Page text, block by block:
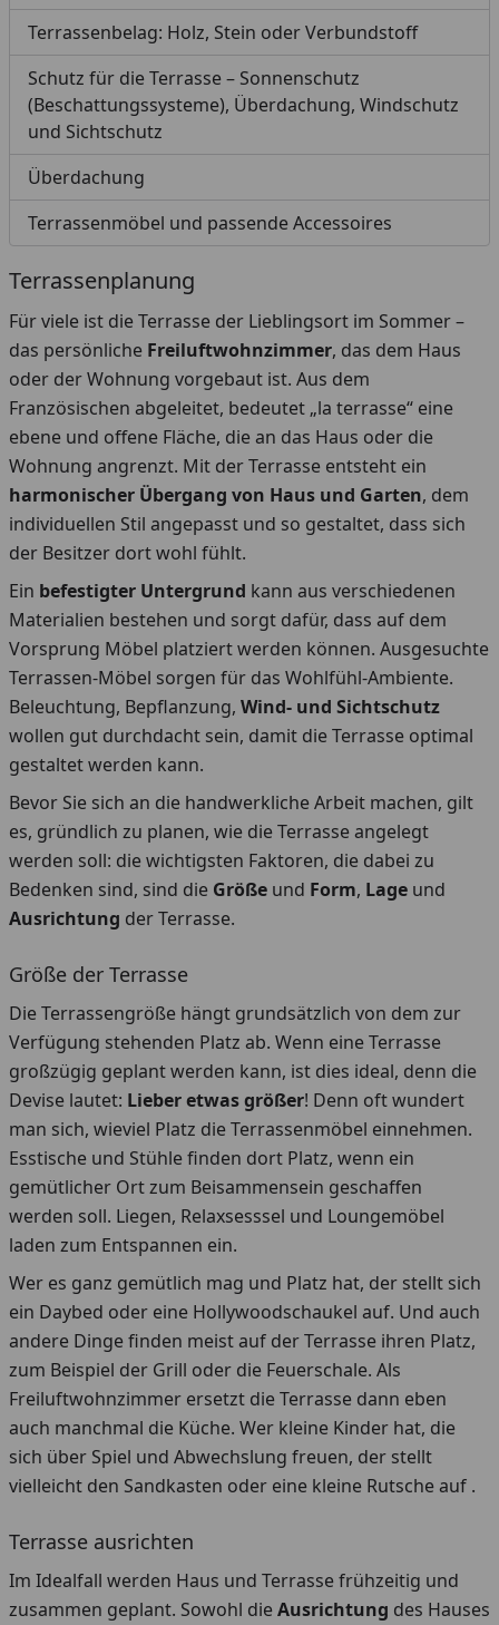
Terrassenbelag: Holz, Stein oder Verbundstoff
Schutz für die Terrasse – Sonnenschutz
(Beschattungssysteme), Überdachung, Windschutz
und Sichtschutz
Überdachung
Terrassenmöbel und passende Accessoires
Terrassenplanung
Für viele ist die Terrasse der Lieblingsort im Sommer –
das persönliche Freiluftwohnzimmer, das dem Haus
oder der Wohnung vorgebaut ist. Aus dem
Französischen abgeleitet, bedeutet „la terrasse“ eine
ebene und offene Fläche, die an das Haus oder die
Wohnung angrenzt. Mit der Terrasse entsteht ein
harmonischer Übergang von Haus und Garten, dem
individuellen Stil angepasst und so gestaltet, dass sich
der Besitzer dort wohl fühlt.
Ein befestigter Untergrund kann aus verschiedenen
Materialien bestehen und sorgt dafür, dass auf dem
Vorsprung Möbel platziert werden können. Ausgesuchte
Terrassen-Möbel sorgen für das Wohlfühl-Ambiente.
Beleuchtung, Bepflanzung, Wind- und Sichtschutz
wollen gut durchdacht sein, damit die Terrasse optimal
gestaltet werden kann.
Bevor Sie sich an die handwerkliche Arbeit machen, gilt
es, gründlich zu planen, wie die Terrasse angelegt
werden soll: die wichtigsten Faktoren, die dabei zu
Bedenken sind, sind die Größe und Form, Lage und
Ausrichtung der Terrasse.
Größe der Terrasse
Die Terrassengröße hängt grundsätzlich von dem zur
Verfügung stehenden Platz ab. Wenn eine Terrasse
großzügig geplant werden kann, ist dies ideal, denn die
Devise lautet: Lieber etwas größer! Denn oft wundert
man sich, wieviel Platz die Terrassenmöbel einnehmen.
Esstische und Stühle finden dort Platz, wenn ein
gemütlicher Ort zum Beisammensein geschaffen
werden soll. Liegen, Relaxsesssel und Loungemöbel
laden zum Entspannen ein.
Wer es ganz gemütlich mag und Platz hat, der stellt sich
ein Daybed oder eine Hollywoodschaukel auf. Und auch
andere Dinge finden meist auf der Terrasse ihren Platz,
zum Beispiel der Grill oder die Feuerschale. Als
Freiluftwohnzimmer ersetzt die Terrasse dann eben
auch manchmal die Küche. Wer kleine Kinder hat, die
sich über Spiel und Abwechslung freuen, der stellt
vielleicht den Sandkasten oder eine kleine Rutsche auf .
Terrasse ausrichten
Im Idealfall werden Haus und Terrasse frühzeitig und
zusammen geplant. Sowohl dieAusrichtung des Hauses